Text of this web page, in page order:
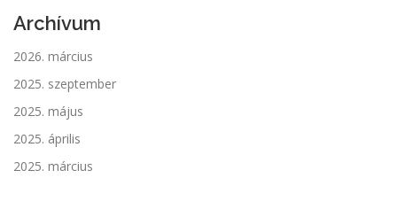
Archívum
2026. március
2025. szeptember
2025. május
2025. április
2025. március